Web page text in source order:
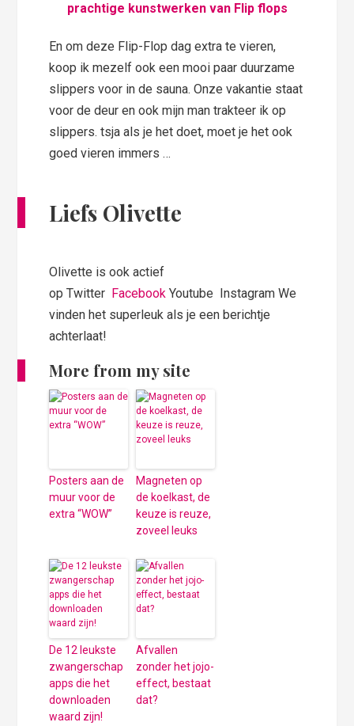
prachtige kunstwerken van Flip flops
En om deze Flip-Flop dag extra te vieren,
koop ik mezelf ook een mooi paar duurzame
slippers voor in de sauna. Onze vakantie staat
voor de deur en ook mijn man trakteer ik op
slippers. tsja als je het doet, moet je het ook
goed vieren immers …
Liefs Olivette
Olivette is ook actief
op Twitter Facebook Youtube Instagram We
vinden het superleuk als je een berichtje
achterlaat!
More from my site
Posters aan de
muur voor de
extra “WOW”
Magneten op
de koelkast, de
keuze is reuze,
zoveel leuks
De 12 leukste
zwangerschap
apps die het
downloaden
waard zijn!
Afvallen
zonder het jojo-
effect, bestaat
dat?